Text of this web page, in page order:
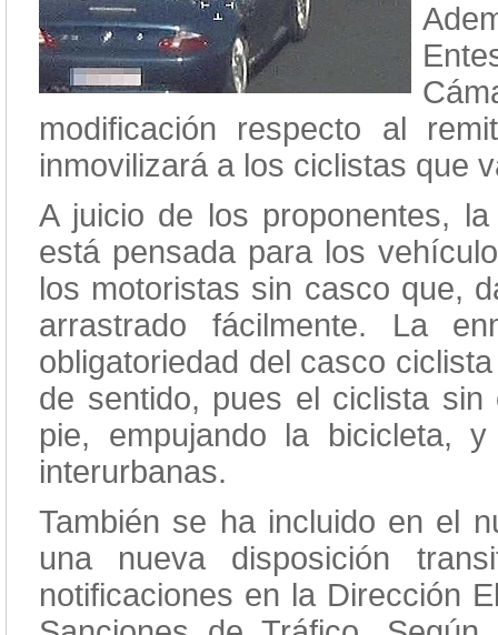
modificación respecto al
inmovilizará a los ciclistas que
A juicio de los proponentes,
está pensada para los
los motoristas sin casco que,
arrastrado fácilmente. La
obligatoriedad del casco
de sentido, pues el ciclista
pie, empujando la bicicleta,
interurbanas.
También se ha incluido en el
una nueva disposición
notificaciones en la Dirección